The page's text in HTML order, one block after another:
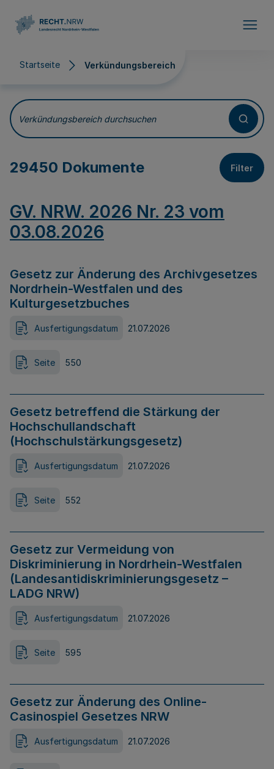
Startseite Verkündungsbereich
Verkündungsbereich
Verkündungsbereich durchsuchen
29450 Dokumente Filter
GV. NRW. 2026 Nr. 23 vom
03.08.2026
Gesetz zur Änderung des Archivgesetzes
Nordrhein-Westfalen und des
Kulturgesetzbuches
Ausfertigungsdatum 21.07.2026
Seite 550
Gesetz betreffend die Stärkung der
Hochschullandschaft
(Hochschulstärkungsgesetz)
Ausfertigungsdatum 21.07.2026
Seite 552
Gesetz zur Vermeidung von
Diskriminierung in Nordrhein-Westfalen
(Landesantidiskriminierungsgesetz –
LADG NRW)
Ausfertigungsdatum 21.07.2026
Seite 595
Gesetz zur Änderung des Online-
Casinospiel Gesetzes NRW
Ausfertigungsdatum 21.07.2026